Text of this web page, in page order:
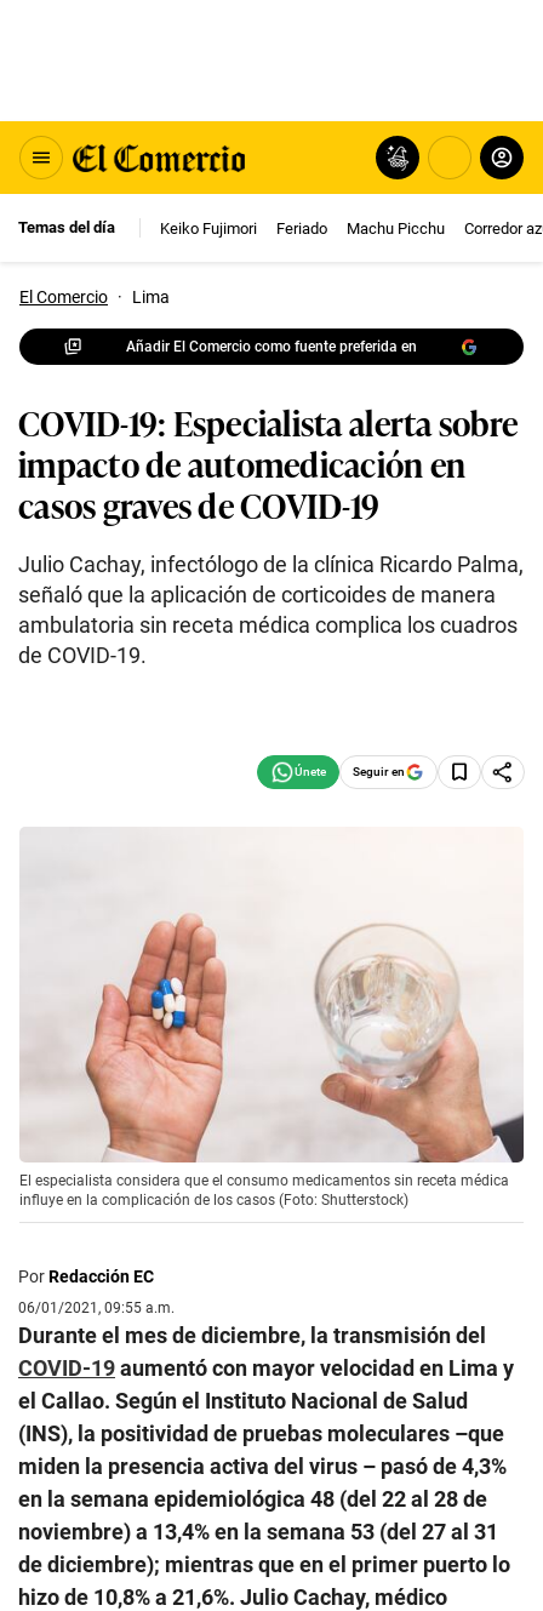
Temas del día Keiko Fujimori Feriado Machu Picchu Corredor
El Comercio · Lima
Añadir El Comercio como fuente preferida en
COVID-19: Especialista alerta sobre
impacto de automedicación en
casos graves de COVID-19
Julio Cachay, infectólogo de la clínica Ricardo Palma,
señaló que la aplicación de corticoides de manera
ambulatoria sin receta médica complica los cuadros
de COVID-19.
Seguir en
El especialista considera que el consumo medicamentos sin receta médica
influye en la complicación de los casos (Foto: Shutterstock)
PorRedacción EC
06/01/2021, 09:55 a.m.
Durante el mes de diciembre, la transmisión del
COVID-19aumentó con mayor velocidad en Lima y
el Callao. Según el Instituto Nacional de Salud
(INS), la positividad de pruebas moleculares –que
miden la presencia activa del virus – pasó de 4,3%
en la semana epidemiológica 48 (del 22 al 28 de
noviembre) a 13,4% en la semana 53 (del 27 al 31
de diciembre); mientras que en el primer puerto lo
hizo de 10,8% a 21,6%. Julio Cachay, médico